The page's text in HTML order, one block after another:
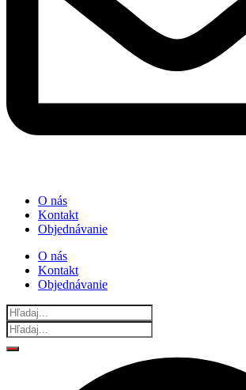
O nás
Kontakt
Objednávanie
O nás
Kontakt
Objednávanie